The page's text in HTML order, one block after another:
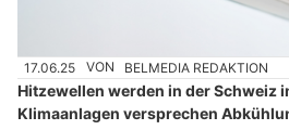
17.06.25 VON BELMEDIA REDAKTION
Hitzewellen werden in der Schweiz
Klimaanlagen versprechen